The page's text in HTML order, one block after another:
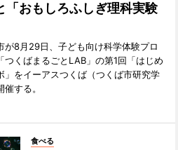
「おもしろふしぎ理科実験
が8月29日、子ども向け科学体験プロ
つくばまるごとLAB」の第1回「はじめ
」をイーアスつくば（つくば市研究学
する。
食べる